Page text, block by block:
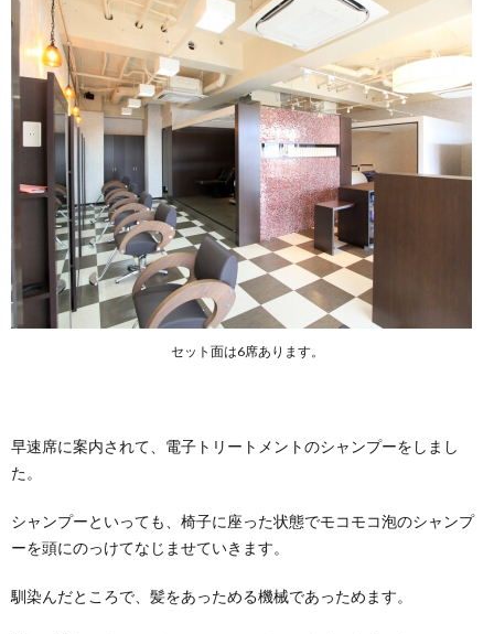
セット面は6席あります。
早速席に案内されて、電子トリートメントのシャンプーをしまし
た。
シャンプーといっても、椅子に座った状態でモコモコ泡のシャンプ
ーを頭にのっけてなじませていきます。
馴染んだところで、髪をあっためる機械であっためます。